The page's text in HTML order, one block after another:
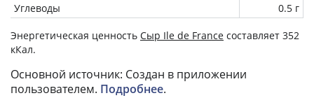
Углеводы
0.5 г
Энергетическая ценность Сыр Ile de France составляет 352
кКал.
Основной источник: Создан в приложении
пользователем. Подробнее.